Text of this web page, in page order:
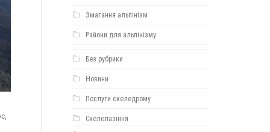
Змагання альпінізм
Райони для альпінізму
Без рубрики
Новини
Послуги скеледрому
Скелелазіння